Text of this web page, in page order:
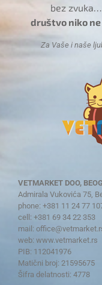
bez
društvo niko
Za Vaše i naše
VETMARKET DOO,
Admirala Vukovića 75,
phone: +381 11 24 77
cell: +381 69 34 22 353
mail:
web: www.vetmarket.rs
PIB: 112041976
Matični broj: 21595675
Šifra delatnosti: 4778